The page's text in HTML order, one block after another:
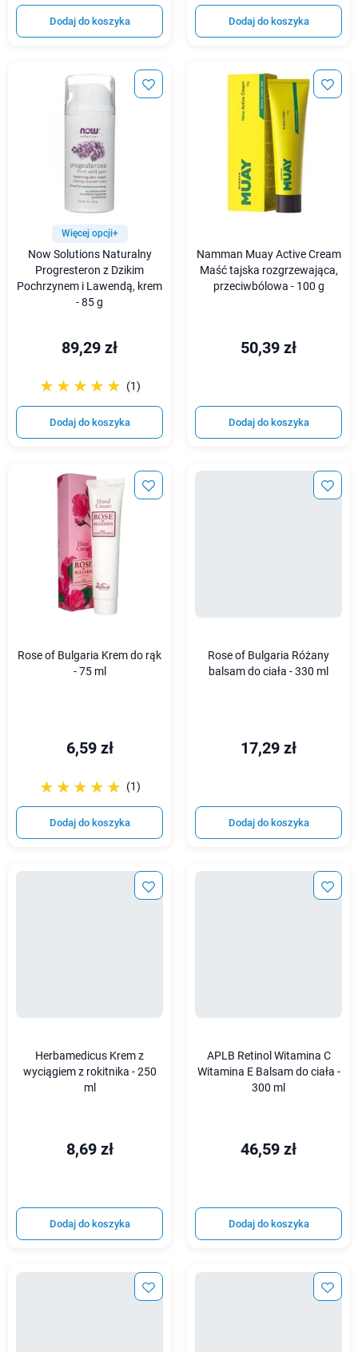
Dodaj do koszyka Dodaj do koszyka
Więcej opcji+
Now Solutions Naturalny
Progresteron z Dzikim
Pochrzynem i Lawendą, krem
- 85 g
89,29 zł
☆☆☆☆☆
★★★★★ (1)
Dodaj do koszyka
Namman Muay Active Cream
Maść tajska rozgrzewająca,
przeciwbólowa - 100 g
50,39 zł
Dodaj do koszyka
Rose of Bulgaria Krem do rąk
- 75 ml
6,59 zł
☆☆☆☆☆
★★★★★ (1)
Dodaj do koszyka
Rose of Bulgaria Różany
balsam do ciała - 330 ml
17,29 zł
Dodaj do koszyka
Herbamedicus Krem z
wyciągiem z rokitnika - 250
ml
8,69 zł
Dodaj do koszyka
APLB Retinol Witamina C
Witamina E Balsam do ciała -
300 ml
46,59 zł
Dodaj do koszyka